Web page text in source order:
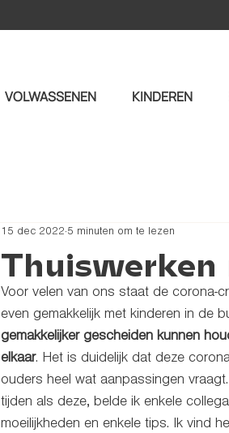
VOLWASSENEN KINDEREN
15 dec 2022 5 minuten om te lezen
Voor velen van ons staat de corona-
even gemakkelijk met kinderen in de
gemakkelijker gescheiden kunnen
elkaar. Het is duidelijk dat deze
ouders heel wat aanpassingen
tijden als deze, belde ik enkele
moeilijkheden en enkele tips. Ik vind